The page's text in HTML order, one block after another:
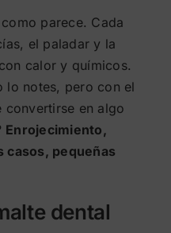
parece. Cada
el paladar y la
calor y químicos.
lo notes, pero con el
en algo
Enrojecimiento,
casos, pequeñas
dental